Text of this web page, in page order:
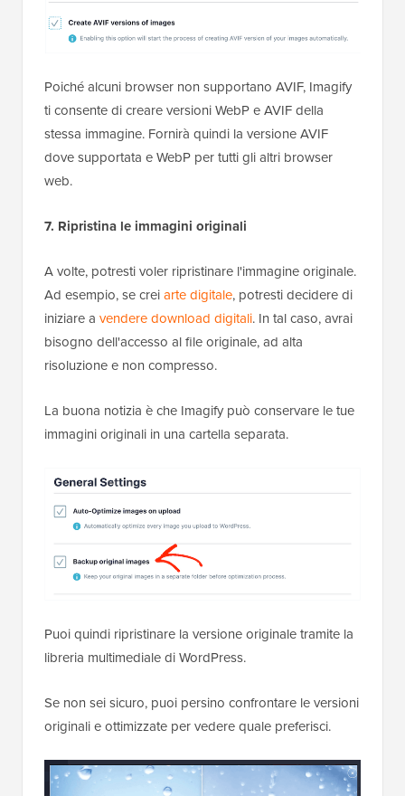
Poiché alcuni browser non supportano AVIF, Imagify
ti consente di creare versioni WebP e AVIF della
stessa immagine. Fornirà quindi la versione AVIF
dove supportata e WebP per tutti gli altri browser
web.
7. Ripristina le immagini originali
A volte, potresti voler ripristinare l'immagine originale.
Ad esempio, se creiarte digitale, potresti decidere di
iniziare a vendere download digitali. In tal caso, avrai
bisogno dell'accesso al file originale, ad alta
risoluzione e non compresso.
La buona notizia è che Imagify può conservare le tue
immagini originali in una cartella separata.
Puoi quindi ripristinare la versione originale tramite la
libreria multimediale di WordPress.
Se non sei sicuro, puoi persino confrontare le versioni
originali e ottimizzate per vedere quale preferisci.